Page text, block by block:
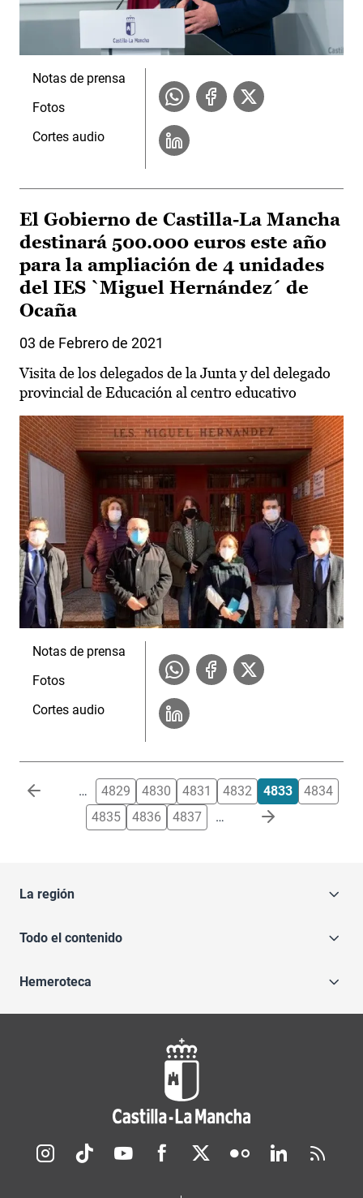
Notas de prensa
Fotos
Cortes audio
El Gobierno de Castilla-La Mancha
destinará 500.000 euros este año
para la ampliación de 4 unidades
del IES `Miguel Hernández´ de
Ocaña
03 de Febrero de 2021
Visita de los delegados de la Junta y del delegado
provincial de Educación al centro educativo
Notas de prensa
Fotos
Cortes audio
Paginación … 4829 4830 4831 4832 4833
4834
4835
4836 4837 …
La región
Todo el contenido
Hemeroteca
Redes sociales JCCM